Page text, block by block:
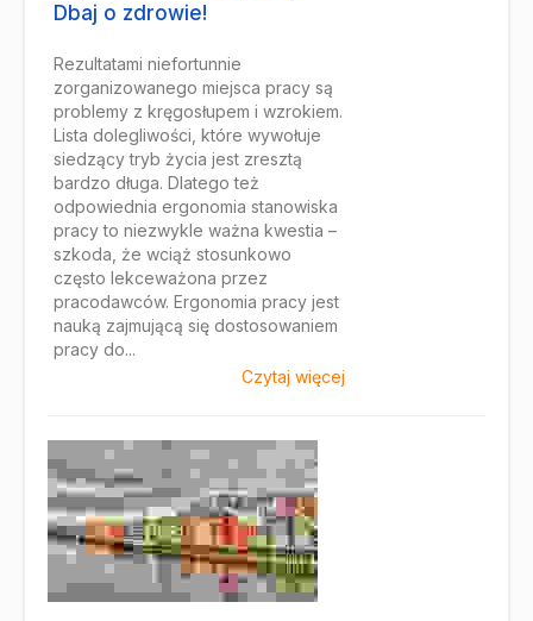
Dbaj o zdrowie!
Rezultatami niefortunnie
zorganizowanego miejsca pracy są
problemy z kręgosłupem i wzrokiem.
Lista dolegliwości, które wywołuje
siedzący tryb życia jest zresztą
bardzo długa. Dlatego też
odpowiednia ergonomia stanowiska
pracy to niezwykle ważna kwestia –
szkoda, że wciąż stosunkowo
często lekceważona przez
pracodawców. Ergonomia pracy jest
nauką zajmującą się dostosowaniem
pracy do...
Czytaj więcej